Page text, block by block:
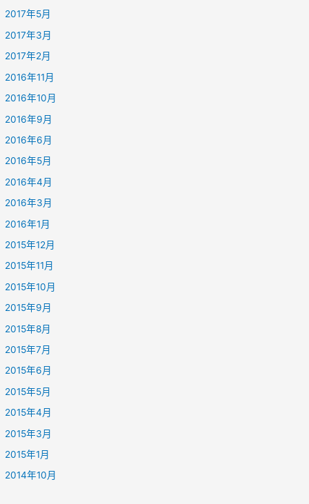
2017年5月
2017年3月
2017年2月
2016年11月
2016年10月
2016年9月
2016年6月
2016年5月
2016年4月
2016年3月
2016年1月
2015年12月
2015年11月
2015年10月
2015年9月
2015年8月
2015年7月
2015年6月
2015年5月
2015年4月
2015年3月
2015年1月
2014年10月